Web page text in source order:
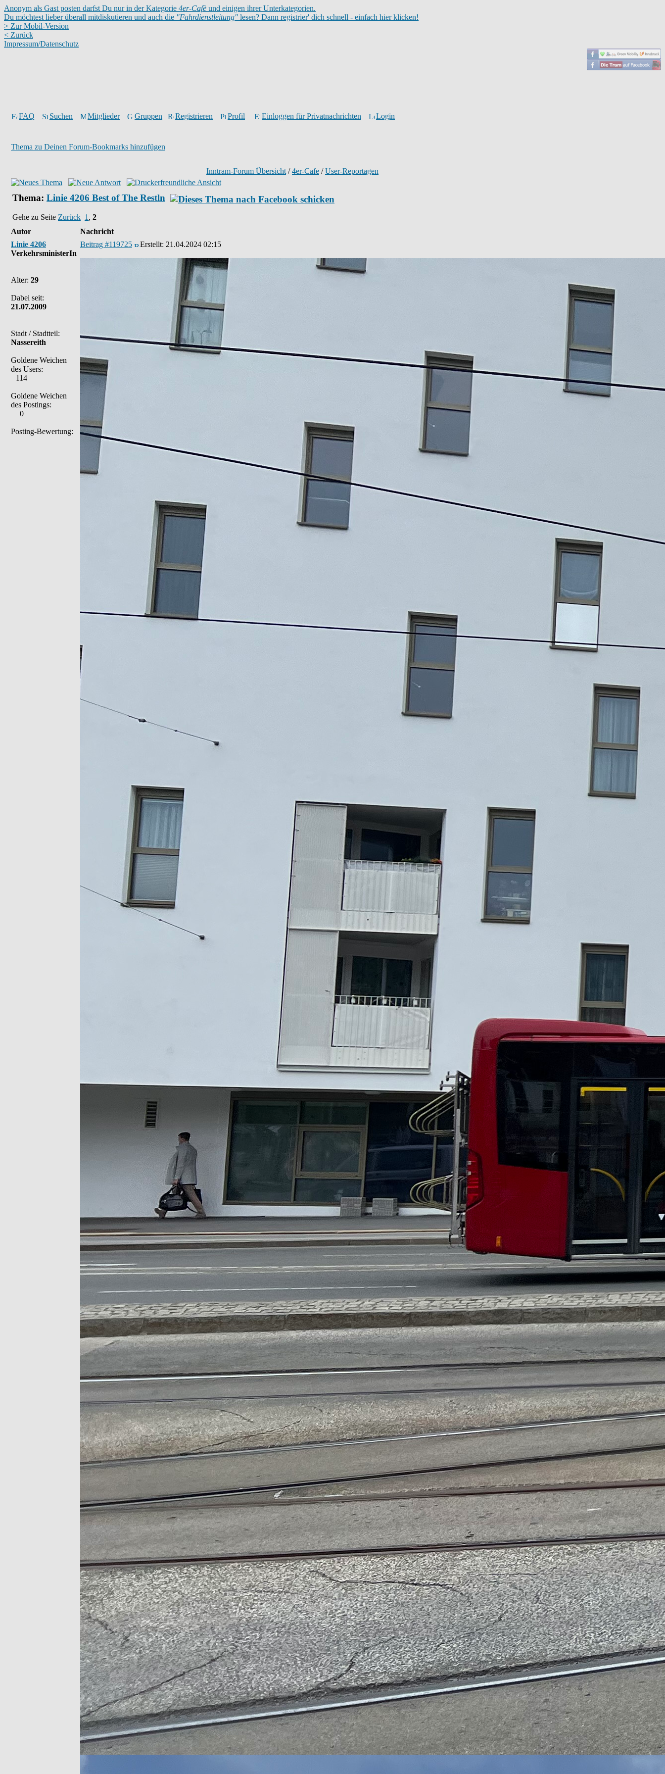
Anonym als Gast posten darfst Du nur in der Kategorie 4er-Cafè und einigen ihrer Unterkategorien.
Du möchtest lieber überall mitdiskutieren und auch die "Fahrdienstleitung" lesen? Dann registrier' dich schnell - einfach hier klicken!
> Zur Mobil-Version
< Zurück
Impressum/Datenschutz
FAQ Suchen Mitglieder Gruppen Registrieren Profil Einloggen für Privatnachrichten Login
Thema zu Deinen Forum-Bookmarks hinzufügen
Inntram-Forum Übersicht /4er-Cafe /User-Reportagen
Thema: Linie 4206 Best of The Restln
Gehe zu Seite Zurück 1 , 2
Autor
Nachricht
Linie 4206
VerkehrsministerIn
Alter: 29
Dabei seit:
21.07.2009
Stadt / Stadtteil:
Nassereith
Goldene Weichen
des Users:
114
Goldene Weichen
des Postings:
0
Posting-Bewertung:
Beitrag #119725 Erstellt: 21.04.2024 02:15